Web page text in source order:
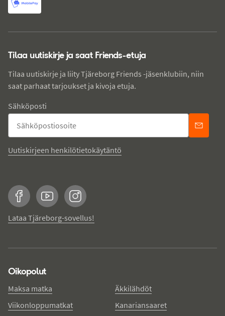
Tilaa uutiskirje ja saat Friends-etuja
Tilaa uutiskirje ja liity Tjäreborg Friends -jäsenklubiin, niin
saat parhaat tarjoukset ja kivoja etuja.
Sähköposti
Uutiskirjeen henkilötietokäytäntö
FacebookYouTubeInstagram
Lataa Tjäreborg-sovellus!
Oikopolut
Maksa matka
Viikonloppumatkat
Äkkilähdöt
Kanariansaaret